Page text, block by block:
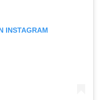
INSTAGRAM